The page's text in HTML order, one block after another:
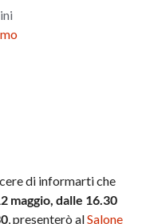
di informarti che
maggio, dalle 16.30
, presenterò alSalone